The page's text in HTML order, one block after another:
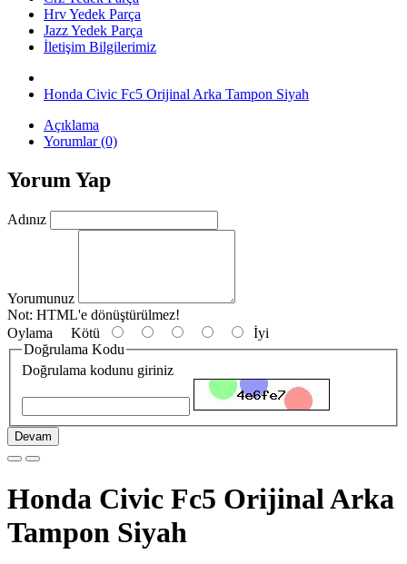
Hrv Yedek Parça
Jazz Yedek Parça
İletişim Bilgilerimiz
Honda Civic Fc5 Orijinal Arka Tampon Siyah
Açıklama
Yorumlar (0)
Yorum Yap
Adınız
Yorumunuz
Not: HTML'e dönüştürülmez!
Oylama Kötü
İyi
Doğrulama Kodu
Doğrulama kodunu giriniz
Devam
Honda Civic Fc5 Orijinal Arka
Tampon Siyah